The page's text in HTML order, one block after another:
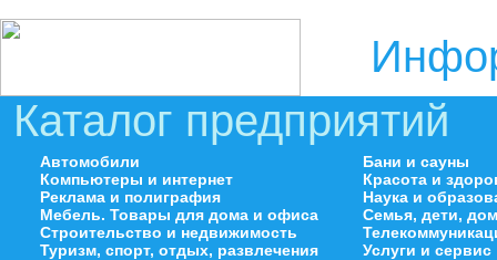
Каталог предприятий
Автомобили
Компьютеры и интернет
Реклама и полиграфия
Мебель. Товары для дома и офиса
Строительство и недвижимость
Туризм, спорт, отдых, развлечения
Бани и сауны
Красота и
Наука и
Семья, дети,
Услуги и сервис